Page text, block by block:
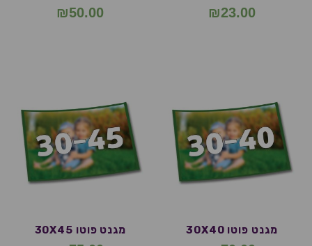
₪23.00
₪50.00
מגנט פוטו 30X40 מגנט פוטו 30X45